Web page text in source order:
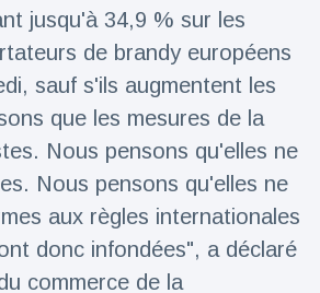
Citroën
Reveal
35
SP-8 -
de la
est
Off de
22
de vue
dévoile
sa
jusqu'à 34,9 % sur les
de brandy européens
sauf s'ils augmentent les
que les mesures de la
Nous pensons qu'elles ne
Nous pensons qu'elles ne
aux règles internationales
donc infondées", a déclaré
commerce de la